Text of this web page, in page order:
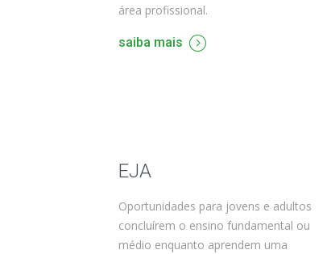
área profissional.
saiba mais
EJA
Oportunidades para jovens e adultos
concluírem o ensino fundamental ou
médio enquanto aprendem uma